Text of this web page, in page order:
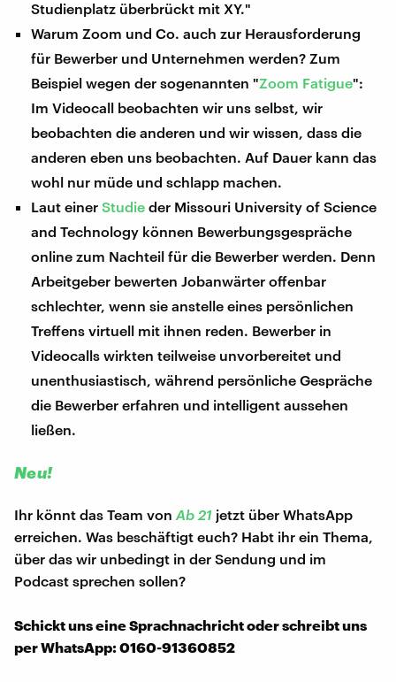
Studienplatz überbrückt mit XY."
Warum Zoom und Co. auch zur Herausforderung
für Bewerber und Unternehmen werden? Zum
Beispiel wegen der sogenannten "Zoom Fatigue":
Im Videocall beobachten wir uns selbst, wir
beobachten die anderen und wir wissen, dass die
anderen eben uns beobachten. Auf Dauer kann das
wohl nur müde und schlapp machen.
Laut einerStudie der Missouri University of Science
and Technology können Bewerbungsgespräche
online zum Nachteil für die Bewerber werden. Denn
Arbeitgeber bewerten Jobanwärter offenbar
schlechter, wenn sie anstelle eines persönlichen
Treffens virtuell mit ihnen reden. Bewerber in
Videocalls wirkten teilweise unvorbereitet und
unenthusiastisch, während persönliche Gespräche
die Bewerber erfahren und intelligent aussehen
ließen.
Neu!
Ihr könnt das Team von Ab 21 jetzt über WhatsApp
erreichen. Was beschäftigt euch? Habt ihr ein Thema,
über das wir unbedingt in der Sendung und im
Podcast sprechen sollen?
Schickt uns eine Sprachnachricht oder schreibt uns
per WhatsApp: 0160-91360852